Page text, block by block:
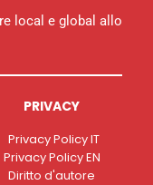
local e global allo
PRIVACY
Privacy Policy IT
Privacy Policy EN
Diritto d'autore